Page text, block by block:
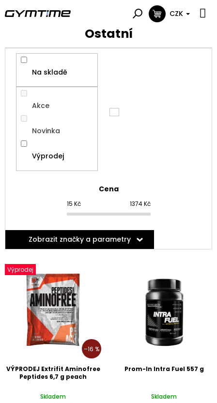
na
NÁKUPNÍ
CZK
Ostatní
Cena
15 Kč 1374Kč
Zobrazit značky a parametry
Na skladě
Akce
Novinka
Výprodej
V
ý
k
Výprodej
–16 %
VÝPRODEJ Extrifit Aminofree
Peptides 6,7 g peach
Skladem
Prom-In Intra Fuel 557 g
Skladem